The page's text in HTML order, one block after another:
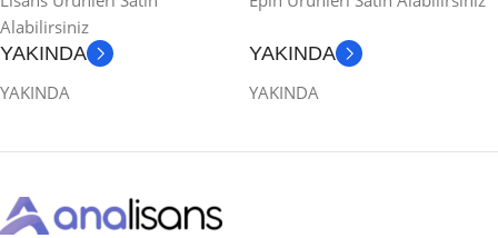
Alabilirsiniz
YAKINDA
YAKINDA
YAKINDA
YAKINDA